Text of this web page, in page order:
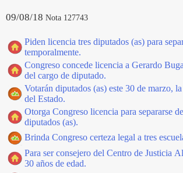
09/08/18 Nota 127743
Piden licencia tres diputados (as) para
temporalmente.
Congreso concede licencia a Gerardo
del cargo de diputado.
Votarán diputados (as) este 30 de marzo,
del Estado.
Otorga Congreso licencia para separarse
diputados (as).
Brinda Congreso certeza legal a tres
Para ser consejero del Centro de Justicia
30 años de edad.